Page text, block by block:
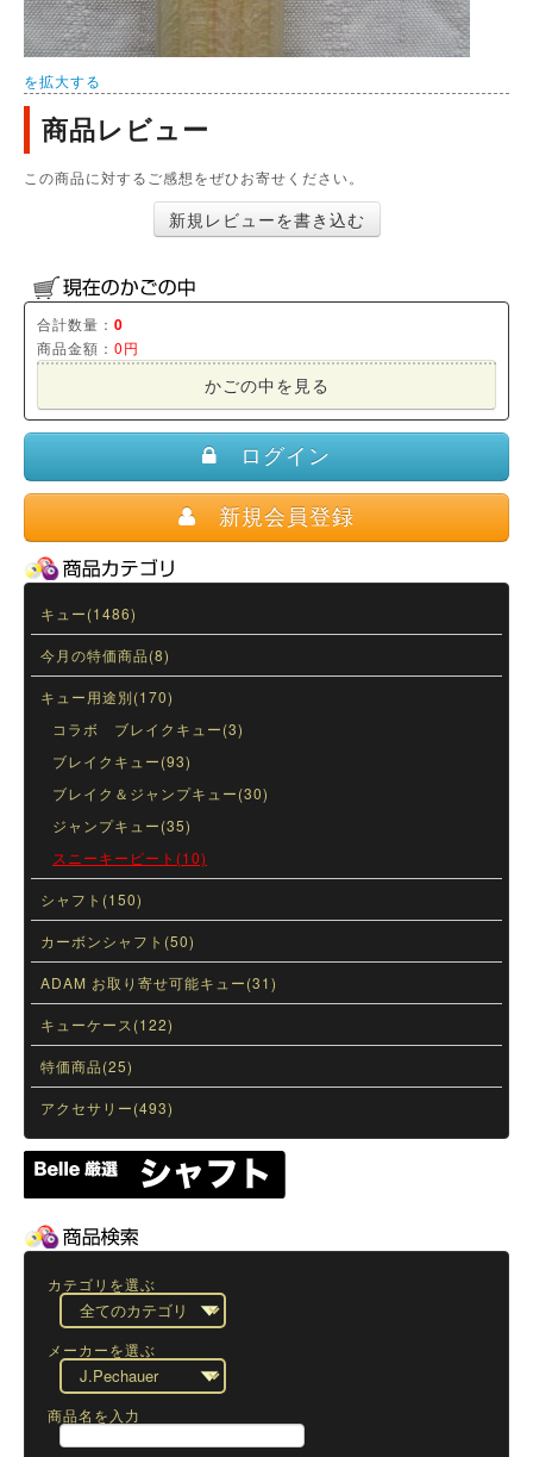
を拡大する
商品レビュー
この商品に対するご感想をぜひお寄せください。
新規レビューを書き込む
合計数量： 0
商品金額： 0円
かごの中を見る
ログイン
新規会員登録
キュー(1486)
今月の特価商品(8)
キュー用途別(170)
コラボ ブレイクキュー(3)
ブレイクキュー(93)
ブレイク＆ジャンプキュー(30)
ジャンプキュー(35)
スニーキーピート(10)
シャフト(150)
カーボンシャフト(50)
ADAM お取り寄せ可能キュー(31)
キューケース(122)
特価商品(25)
アクセサリー(493)
カテゴリを選ぶ
メーカーを選ぶ
商品名を入力